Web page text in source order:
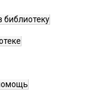
библиотеку